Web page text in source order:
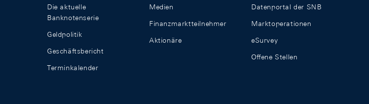
Die aktuelle
Banknotenserie
Geldpolitik
Geschäftsbericht
Terminkalender
Medien
Finanzmarktteilnehmer
Aktionäre
Datenportal der SNB
Marktoperationen
eSurvey
Offene Stellen